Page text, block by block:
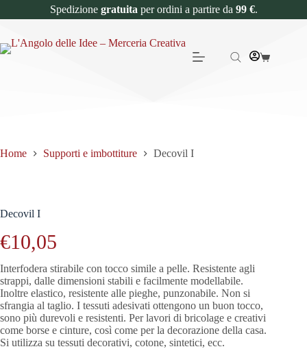
Spedizione gratuita per ordini a partire da 99 €.
Home Supporti e imbottiture Decovil I
Decovil I
€10,05
Interfodera stirabile con tocco simile a pelle. Resistente agli
strappi, dalle dimensioni stabili e facilmente modellabile.
Inoltre elastico, resistente alle pieghe, punzonabile. Non si
sfrangia al taglio. I tessuti adesivati ottengono un buon tocco,
sono più durevoli e resistenti. Per lavori di bricolage e creativi
come borse e cinture, così come per la decorazione della casa.
Si utilizza su tessuti decorativi, cotone, sintetici, ecc.